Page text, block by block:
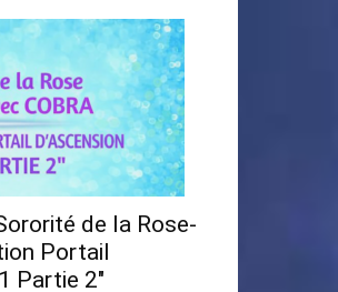
de la Rose-
Portail
Partie 2″